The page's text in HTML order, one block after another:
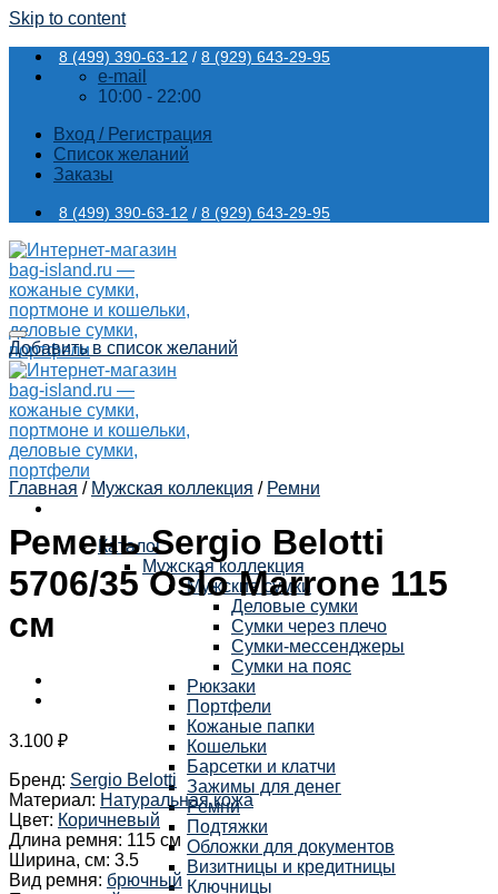
Skip to content
8 (499) 390-63-12 / 8 (929) 643-29-95
e-mail
10:00 - 22:00
Вход / Регистрация
Список желаний
Заказы
8 (499) 390-63-12 / 8 (929) 643-29-95
Каталог
Мужская коллекция
Мужские сумки
Деловые сумки
Сумки через плечо
Сумки-мессенджеры
Сумки на пояс
Рюкзаки
Портфели
Кожаные папки
Кошельки
Барсетки и клатчи
Зажимы для денег
Ремни
Подтяжки
Обложки для документов
Визитницы и кредитницы
Ключницы
Добавить в список желаний
Главная / Мужская коллекция / Ремни
Ремень Sergio Belotti
5706/35 Oslo Marrone 115
см
3.100 ₽
Бренд: Sergio Belotti
Материал: Натуральная кожа
Цвет: Коричневый
Длина ремня: 115 см
Ширина, см: 3.5
Вид ремня: брючный